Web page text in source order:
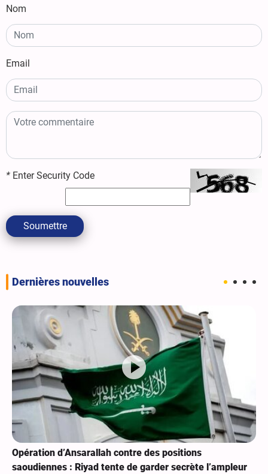
Nom
Email
* Enter Security Code
Soumettre
Dernières nouvelles
Opération d’Ansarallah contre des positions
saoudiennes : Riyad tente de garder secrète l’ampleur